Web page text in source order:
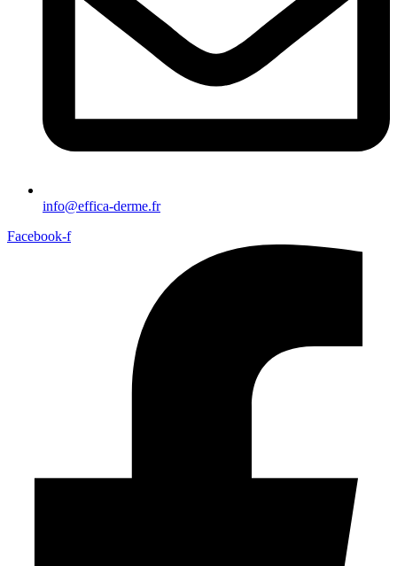
info@effica-derme.fr
Facebook-f